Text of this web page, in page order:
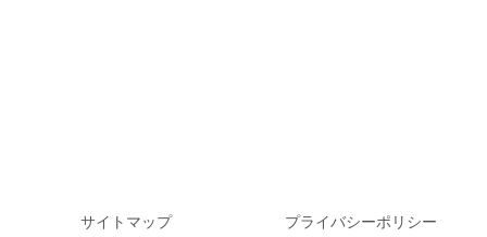
サイトマップ プライバシーポリシー